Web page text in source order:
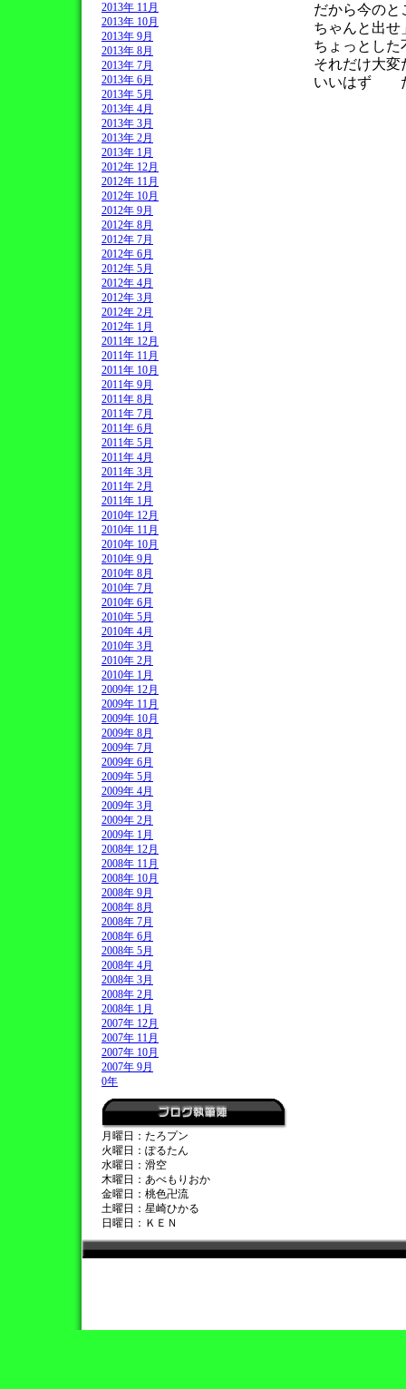
2013年 11月
2013年 10月
2013年 9月
2013年 8月
2013年 7月
2013年 6月
2013年 5月
2013年 4月
2013年 3月
2013年 2月
2013年 1月
2012年 12月
2012年 11月
2012年 10月
2012年 9月
2012年 8月
2012年 7月
2012年 6月
2012年 5月
2012年 4月
2012年 3月
2012年 2月
2012年 1月
2011年 12月
2011年 11月
2011年 10月
2011年 9月
2011年 8月
2011年 7月
2011年 6月
2011年 5月
2011年 4月
2011年 3月
2011年 2月
2011年 1月
2010年 12月
2010年 11月
2010年 10月
2010年 9月
2010年 8月
2010年 7月
2010年 6月
2010年 5月
2010年 4月
2010年 3月
2010年 2月
2010年 1月
2009年 12月
2009年 11月
2009年 10月
2009年 8月
2009年 7月
2009年 6月
2009年 5月
2009年 4月
2009年 3月
2009年 2月
2009年 1月
2008年 12月
2008年 11月
2008年 10月
2008年 9月
2008年 8月
2008年 7月
2008年 6月
2008年 5月
2008年 4月
2008年 3月
2008年 2月
2008年 1月
2007年 12月
2007年 11月
2007年 10月
2007年 9月
0年
月曜日：たろプン
火曜日：ぽるたん
水曜日：滑空
木曜日：あべもりおか
金曜日：桃色卍流
土曜日：星崎ひかる
日曜日：ＫＥＮ
だから今のと
ちゃんと出せ
ちょっとし
それだけ大
いいはず